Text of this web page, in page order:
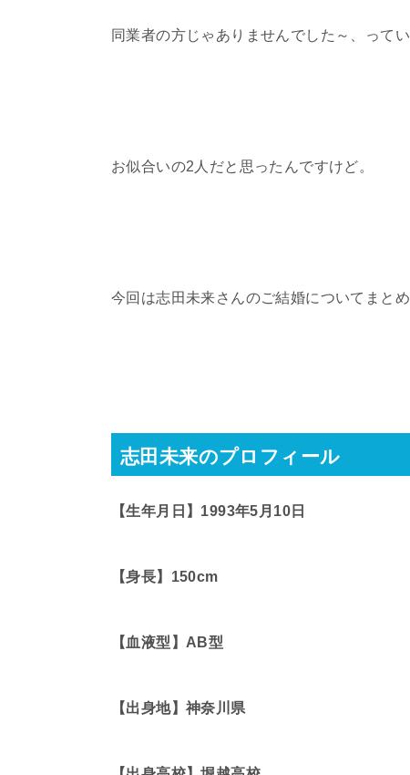
同業者の方じゃありませんでした～、って
お似合いの2人だと思ったんですけど。
今回は志田未来さんのご結婚についてまとめ
志田未来のプロフィール
【生年月日】1993年5月10日
【身長】150cm
【血液型】AB型
【出身地】神奈川県